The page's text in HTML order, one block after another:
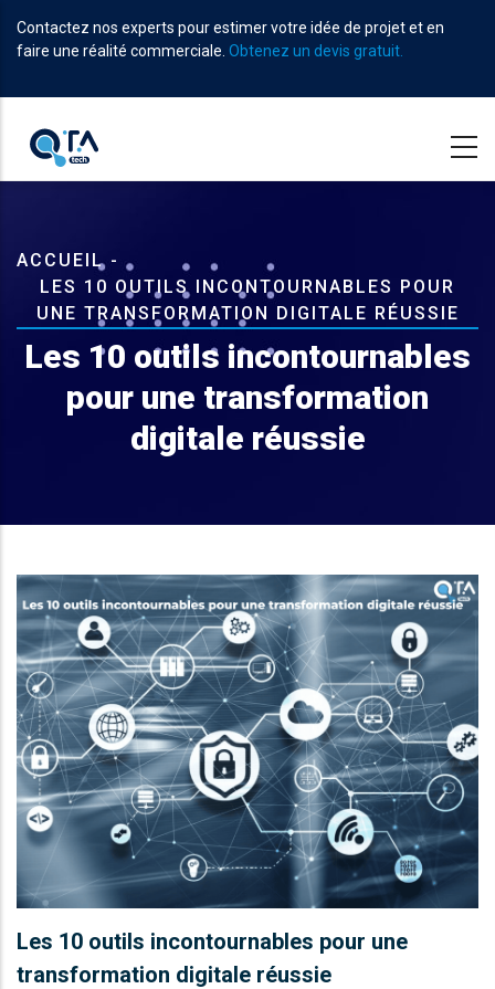
au
contenu
Contactez nos experts pour estimer votre idée de projet et en
faire une réalité commerciale. Obtenez un devis gratuit.
Fil
d'Ariane
ACCUEIL -
LES 10 OUTILS INCONTOURNABLES POUR
UNE TRANSFORMATION DIGITALE RÉUSSIE
Les 10 outils incontournables
pour une transformation
digitale réussie
Les 10 outils incontournables pour une
transformation digitale réussie